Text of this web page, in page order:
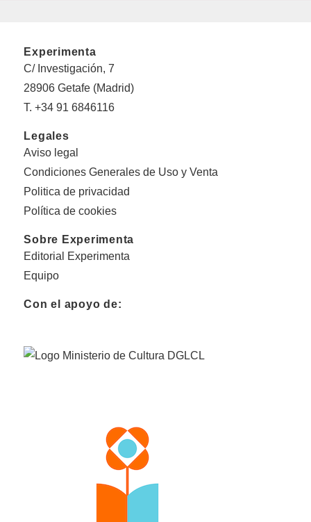
Experimenta
C/ Investigación, 7
28906 Getafe (Madrid)
T. +34 91 6846116
Legales
Aviso legal
Condiciones Generales de Uso y Venta
Politica de privacidad
Política de cookies
Sobre Experimenta
Editorial Experimenta
Equipo
Con el apoyo de: